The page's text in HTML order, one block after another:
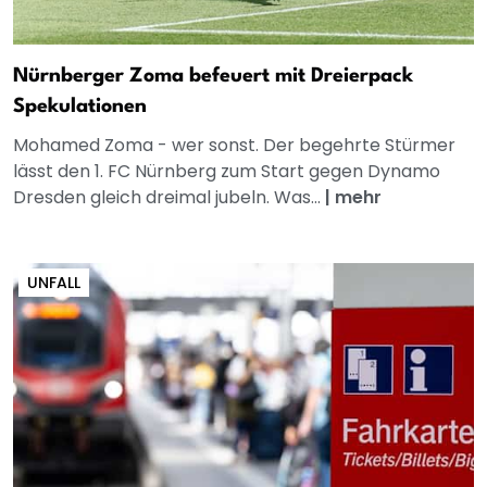
Nürnberger Zoma befeuert mit Dreierpack
Spekulationen
Mohamed Zoma - wer sonst. Der begehrte Stürmer
lässt den 1. FC Nürnberg zum Start gegen Dynamo
Dresden gleich dreimal jubeln. Was... | mehr
UNFALL